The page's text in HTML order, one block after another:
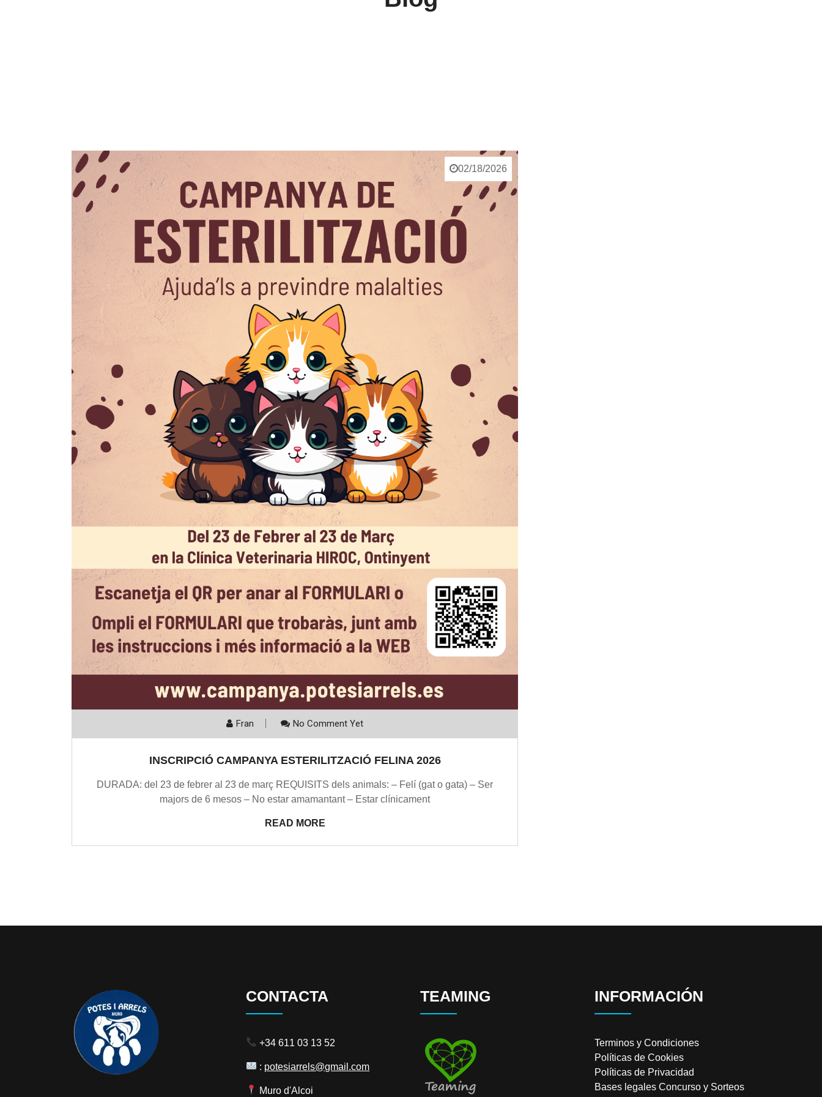
02/18/2026
Fran No Comment Yet
INSCRIPCIÓ CAMPANYA ESTERILITZACIÓ FELINA 2026
DURADA: del 23 de febrer al 23 de març REQUISITS dels animals: – Felí (gat o gata) – Ser
majors de 6 mesos – No estar amamantant – Estar clínicament
READ MORE
CONTACTA
+34 611 03 13 52
: potesiarrels@gmail.com
Muro d'Alcoi
TEAMING INFORMACIÓN
Terminos y Condiciones
Políticas de Cookies
Políticas de Privacidad
Bases legales Concurso y Sorteos